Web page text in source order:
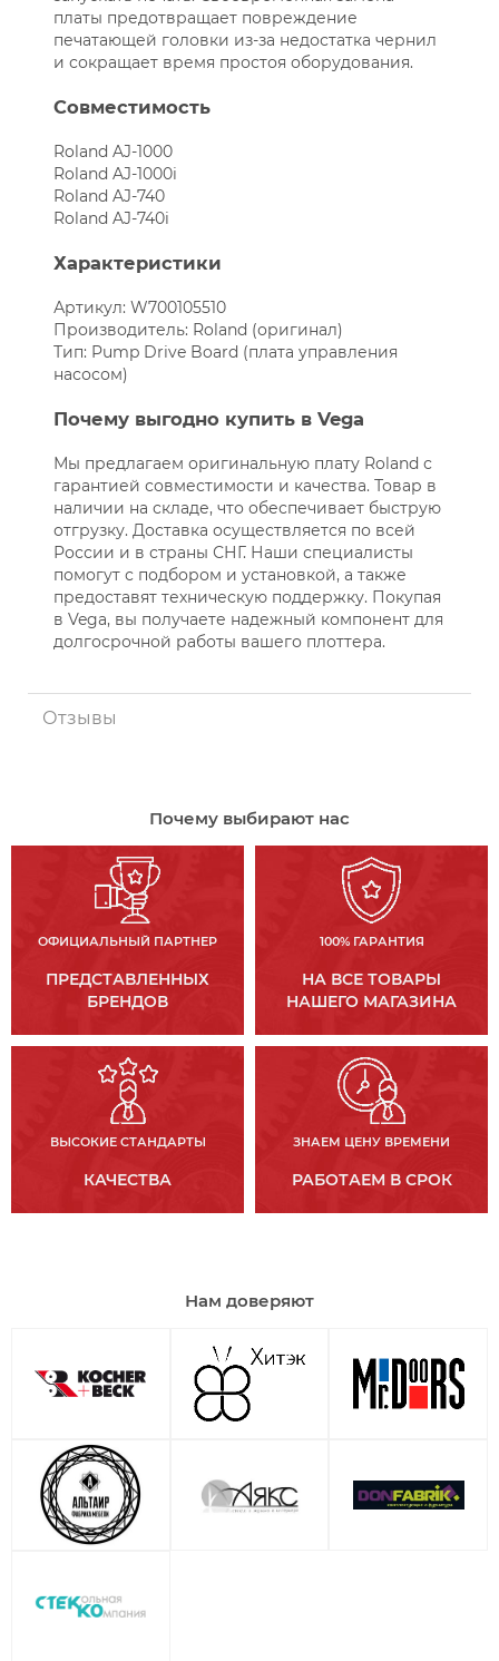
платы предотвращает повреждение
печатающей головки из-за недостатка чернил
и сокращает время простоя оборудования.
Совместимость
Roland AJ-1000
Roland AJ-1000i
Roland AJ-740
Roland AJ-740i
Характеристики
Артикул: W700105510
Производитель: Roland (оригинал)
Тип: Pump Drive Board (плата управления
насосом)
Почему выгодно купить в Vega
Мы предлагаем оригинальную плату Roland с
гарантией совместимости и качества. Товар в
наличии на складе, что обеспечивает быструю
отгрузку. Доставка осуществляется по всей
России и в страны СНГ. Наши специалисты
помогут с подбором и установкой, а также
предоставят техническую поддержку. Покупая
в Vega, вы получаете надежный компонент для
долгосрочной работы вашего плоттера.
Отзывы
Почему выбирают нас
ОФИЦИАЛЬНЫЙ ПАРТНЕР
ПРЕДСТАВЛЕННЫХ
БРЕНДОВ
100% ГАРАНТИЯ
НА ВСЕ ТОВАРЫ
НАШЕГО МАГАЗИНА
ВЫСОКИЕ СТАНДАРТЫ
КАЧЕСТВА
ЗНАЕМ ЦЕНУ ВРЕМЕНИ
РАБОТАЕМ В СРОК
Нам доверяют